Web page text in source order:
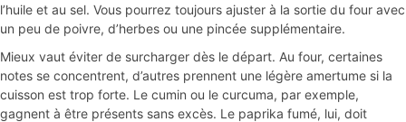
l’huile et au sel. Vous pourrez toujours ajuster à la sortie du four avec
un peu de poivre, d’herbes ou une pincée supplémentaire.
Mieux vaut éviter de surcharger dès le départ. Au four, certaines
notes se concentrent, d’autres prennent une légère amertume si la
cuisson est trop forte. Le cumin ou le curcuma, par exemple,
gagnent à être présents sans excès. Le paprika fumé, lui, doit